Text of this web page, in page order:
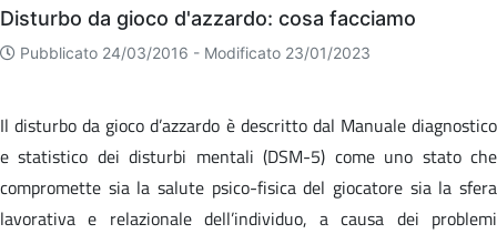
Archivio
Disturbo da gioco d'azzardo: cosa facciamo
Pubblicato 24/03/2016 - Modificato 23/01/2023
Il disturbo da gioco d’azzardo è descritto dal Manuale diagnostico
e statistico dei disturbi mentali (DSM-5) come uno stato che
compromette sia la salute psico-fisica del giocatore sia la sfera
lavorativa e relazionale dell’individuo, a causa dei problemi